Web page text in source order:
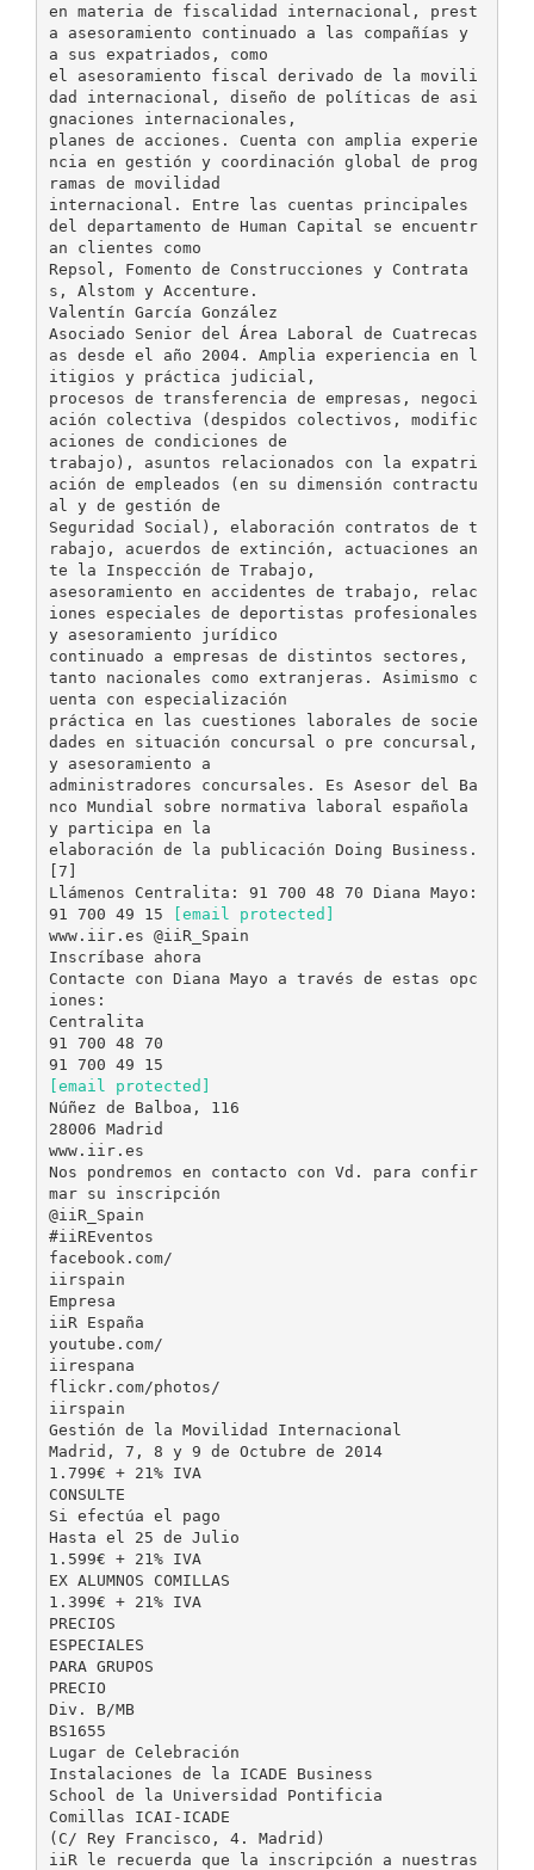
en materia de fiscalidad internacional, prest
a asesoramiento continuado a las compañías y
a sus expatriados, como
el asesoramiento fiscal derivado de la movili
dad internacional, diseño de políticas de asi
gnaciones internacionales,
planes de acciones. Cuenta con amplia experie
ncia en gestión y coordinación global de prog
ramas de movilidad
internacional. Entre las cuentas principales
del departamento de Human Capital se encuentr
an clientes como
Repsol, Fomento de Construcciones y Contrata
s, Alstom y Accenture.
Valentín García González
Asociado Senior del Área Laboral de Cuatrecas
as desde el año 2004. Amplia experiencia en l
itigios y práctica judicial,
procesos de transferencia de empresas, negoci
ación colectiva (despidos colectivos, modific
aciones de condiciones de
trabajo), asuntos relacionados con la expatri
ación de empleados (en su dimensión contractu
al y de gestión de
Seguridad Social), elaboración contratos de t
rabajo, acuerdos de extinción, actuaciones an
te la Inspección de Trabajo,
asesoramiento en accidentes de trabajo, relac
iones especiales de deportistas profesionales
y asesoramiento jurídico
continuado a empresas de distintos sectores,
tanto nacionales como extranjeras. Asimismo c
uenta con especialización
práctica en las cuestiones laborales de socie
dades en situación concursal o pre concursal,
y asesoramiento a
administradores concursales. Es Asesor del Ba
nco Mundial sobre normativa laboral española
y participa en la
elaboración de la publicación Doing Business.
[7]
Llámenos Centralita: 91 700 48 70 Diana Mayo:
91 700 49 15
[email protected]
www.iir.es @iiR_Spain
Inscríbase ahora
Contacte con Diana Mayo a través de estas opc
iones:
Centralita
91 700 48 70
[email protected]
Núñez de Balboa, 116
28006 Madrid
www.iir.es
Nos pondremos en contacto con Vd. para confir
mar su inscripción
@iiR_Spain
#iiREventos
facebook.com/
iirspain
Empresa
iiR España
youtube.com/
iirespana
flickr.com/photos/
iirspain
Gestión de la Movilidad Internacional
Madrid, 7, 8 y 9 de Octubre de 2014
1.799€ + 21% IVA
CONSULTE
Si efectúa el pago
Hasta el 25 de Julio
1.599€ + 21% IVA
EX ALUMNOS COMILLAS
1.399€ + 21% IVA
PRECIOS
ESPECIALES
PARA GRUPOS
PRECIO
Div. B/MB
BS1655
Lugar de Celebración
Instalaciones de la ICADE Business
School de la Universidad Pontificia
Comillas ICAI-ICADE
(C/ Rey Francisco, 4. Madrid)
iiR le recuerda que la inscripción a nuestras